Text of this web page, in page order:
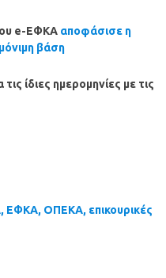
e-ΕΦΚΑ αποφάσισε η
βάση
ίδιες ημερομηνίες με τις
ΟΠΕΚΑ, επικουρικές